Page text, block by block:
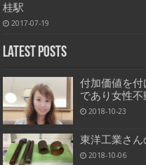
桂駅
2017-07-19
Latest Posts
付加価値を
であり女性
2018-10-23
東洋工業さ
2018-10-06